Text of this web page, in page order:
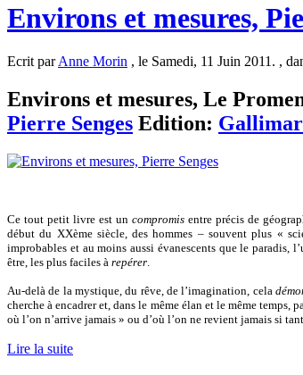
Environs et mesures,
Ecrit parAnne Morin , le Samedi, 11 Juin 2011. ,
Environs et mesures, Le
Pierre Senges Edition:
Ce tout petit livre est un compromis entre précis de
début du XXème siècle, des hommes – souvent plus «
improbables et au moins aussi évanescents que le paradis,
être, les plus faciles à repérer.
Au-delà de la mystique, du rêve, de l’imagination, cela
cherche à encadrer et, dans le même élan et le même temps,
où l’on n’arrive jamais » ou d’où l’on ne revient jamais si
Lire la suite